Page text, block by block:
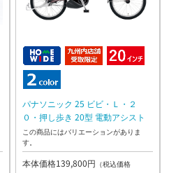
パナソニック 25 ビビ・Ｌ・２
０・押し歩き 20型 電動アシスト
この商品にはバリエーションがありま
す。
本体価格139,800円 （税込価格